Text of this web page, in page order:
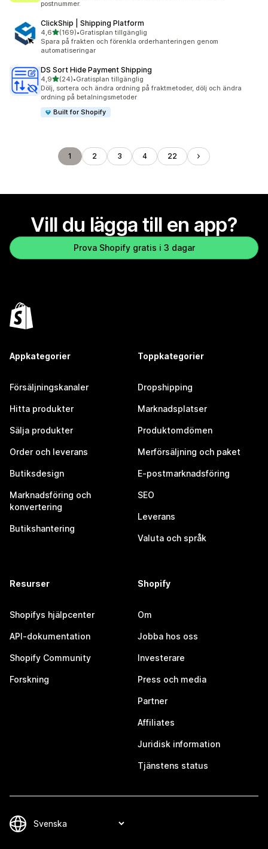
postnummer.
ClickShip | Shipping Platform
4,6av 5 stjärnor
(169)
169 recensioner totalt
•Gratisplan tillgänglig
Spara på frakten och förenkla orderhanteringen genom
automatiseringar
DS Sort Hide Payment Shipping
4,9av 5 stjärnor
(24)
24 recensioner totalt
•Gratisplan tillgänglig
Dölj, sortera och ändra ordning på fraktmetoder, dölj och ändra
ordning på betalningsmetoder
Built for Shopify
1 2 3 4 22
Vill du lägga till en app?
Prova Shopify gratis i 3 dagar
Appkategorier
Försäljningskanaler
Hitta produkter
Sälja produkter
Order och leverans
Butiksdesign
Marknadsföring och
konvertering
Butikshantering
Toppkategorier
Dropshipping
Marknadsplatser
Produktomdömen
Merförsäljning och paket
E-postmarknadsföring
SEO
Leverans
Valuta och språk
Resurser
Shopifys hjälpcenter
API-dokumentation
Shopify Community
Forskning
Shopify
Om
Jobba hos oss
Investerare
Press och media
Partner
Affiliates
Juridisk information
Tjänstens status